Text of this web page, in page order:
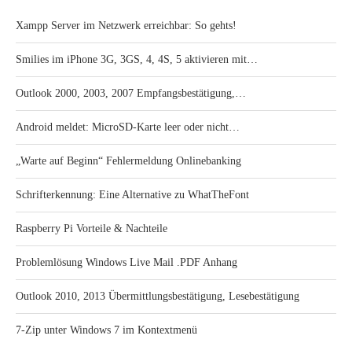
Xampp Server im Netzwerk erreichbar: So gehts!
Smilies im iPhone 3G, 3GS, 4, 4S, 5 aktivieren mit…
Outlook 2000, 2003, 2007 Empfangsbestätigung,…
Android meldet: MicroSD-Karte leer oder nicht…
„Warte auf Beginn“ Fehlermeldung Onlinebanking
Schrifterkennung: Eine Alternative zu WhatTheFont
Raspberry Pi Vorteile & Nachteile
Problemlösung Windows Live Mail .PDF Anhang
Outlook 2010, 2013 Übermittlungsbestätigung, Lesebestätigung
7-Zip unter Windows 7 im Kontextmenü